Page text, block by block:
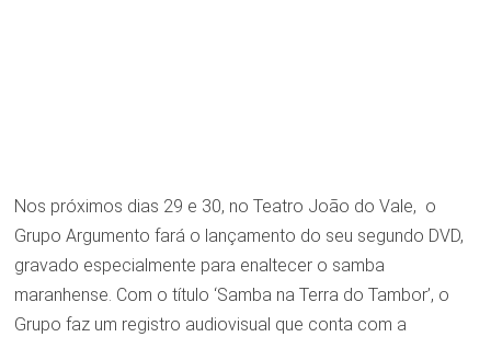
Nos próximos dias 29 e 30, no Teatro João do Vale, o
Grupo Argumento fará o lançamento do seu segundo DVD,
gravado especialmente para enaltecer o samba
maranhense. Com o título ‘Samba na Terra do Tambor’, o
Grupo faz um registro audiovisual que conta com a